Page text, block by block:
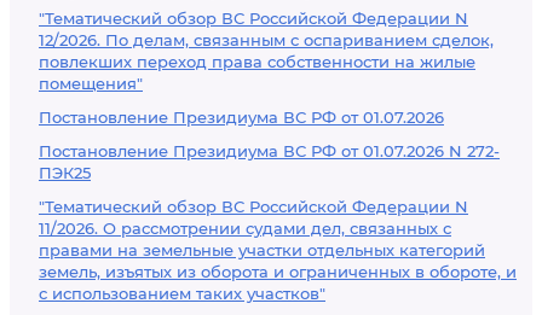
"Тематический обзор ВС Российской Федерации N
12/2026. По делам, связанным с оспариванием сделок,
повлекших переход права собственности на жилые
помещения"
Постановление Президиума ВС РФ от 01.07.2026
Постановление Президиума ВС РФ от 01.07.2026 N 272-
ПЭК25
"Тематический обзор ВС Российской Федерации N
11/2026. О рассмотрении судами дел, связанных с
правами на земельные участки отдельных категорий
земель, изъятых из оборота и ограниченных в обороте, и
с использованием таких участков"